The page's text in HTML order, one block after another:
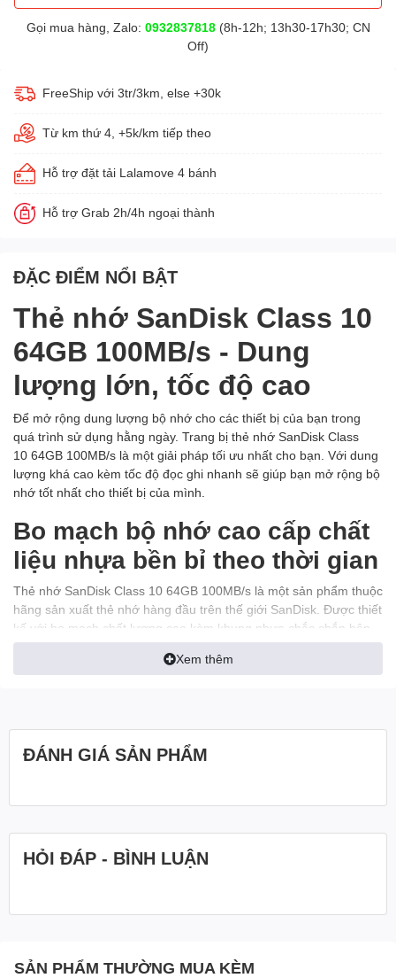
Gọi mua hàng, Zalo: 0932837818(8h-12h; 13h30-17h30; CN
Off)
FreeShip với 3tr/3km, else +30k
Từ km thứ 4, +5k/km tiếp theo
Hỗ trợ đặt tải Lalamove 4 bánh
Hỗ trợ Grab 2h/4h ngoại thành
ĐẶC ĐIỂM NỔI BẬT
Thẻ nhớ SanDisk Class 10
64GB 100MB/s - Dung
lượng lớn, tốc độ cao
Để mở rộng dung lượng bộ nhớ cho các thiết bị của bạn trong
quá trình sử dụng hằng ngày. Trang bị thẻ nhớ SanDisk Class
10 64GB 100MB/s là một giải pháp tối ưu nhất cho bạn. Với dung
lượng khá cao kèm tốc độ đọc ghi nhanh sẽ giúp bạn mở rộng bộ
nhớ tốt nhất cho thiết bị của mình.
Bo mạch bộ nhớ cao cấp chất
liệu nhựa bền bỉ theo thời gian
Thẻ nhớ SanDisk Class 10 64GB 100MB/s là một sản phẩm thuộc
hãng sản xuất thẻ nhớ hàng đầu trên thế giới SanDisk. Được thiết
kế với bo mạch chất lượng cao kèm khung nhựa chắc chắn bên
bỉ.
Xem thêm
ĐÁNH GIÁ SẢN PHẨM
HỎI ĐÁP - BÌNH LUẬN
SẢN PHẨM THƯỜNG MUA KÈM